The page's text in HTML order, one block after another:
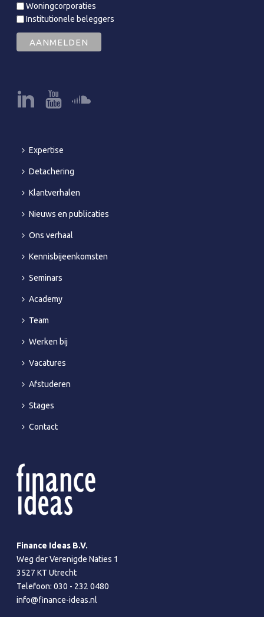
Woningcorporaties
Institutionele beleggers
Expertise
Detachering
Klantverhalen
Nieuws en publicaties
Ons verhaal
Kennisbijeenkomsten
Seminars
Academy
Team
Werken bij
Vacatures
Afstuderen
Stages
Contact
Finance Ideas B.V.
Weg der Verenigde Naties 1
3527 KT Utrecht
Telefoon:030 - 232 0480
info@finance-ideas.nl